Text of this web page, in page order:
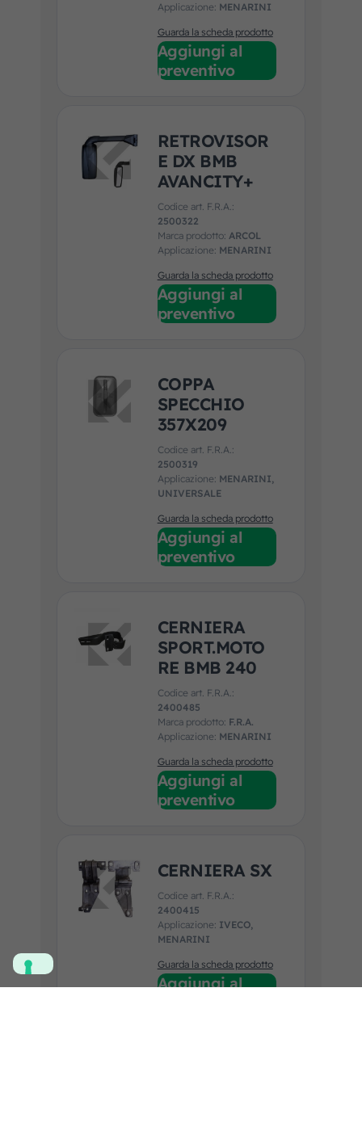
Applicazione: MENARINI
Guarda la scheda prodotto
Aggiungi al
preventivo
RETROVISOR
E DX BMB
AVANCITY+
Codice art. F.R.A.:
2500322
Marca prodotto: ARCOL
Applicazione: MENARINI
Guarda la scheda prodotto
Aggiungi al
preventivo
COPPA
SPECCHIO
357X209
Codice art. F.R.A.:
2500319
Applicazione: MENARINI,
UNIVERSALE
Guarda la scheda prodotto
Aggiungi al
preventivo
CERNIERA
SPORT.MOTO
RE BMB 240
Codice art. F.R.A.:
2400485
Marca prodotto: F.R.A.
Applicazione: MENARINI
Guarda la scheda prodotto
Aggiungi al
preventivo
CERNIERA SX
Codice art. F.R.A.:
2400415
Applicazione: IVECO,
MENARINI
Guarda la scheda prodotto
Aggiungi al